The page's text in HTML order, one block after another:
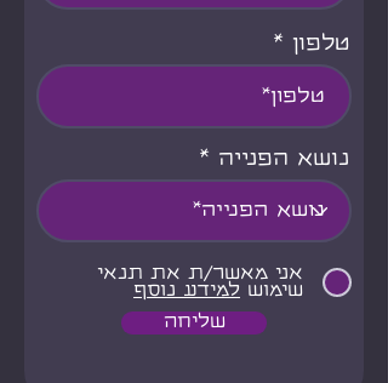
טלפון
נושא הפנייה
אני מאשר/ת את תנאי
שימוש למידע נוסף
שליחה